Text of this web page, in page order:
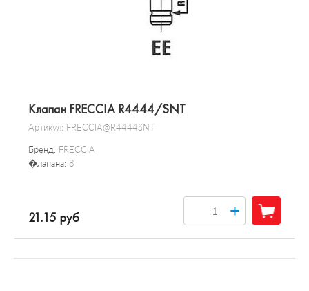
Клапан FRECCIA R4444/SNT
Артикул: FRECCIA@R4444SNT
Бренд: FRECCIA
�лапана: 8
21.15 руб +